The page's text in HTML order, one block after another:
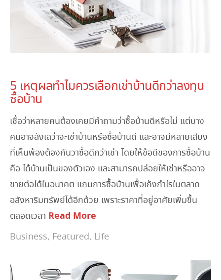
5 เหตุผลทำไมควรเลือกเช่าบ้านดีกว่าลงทุน
ซื้อบ้าน
เชื่อว่าหลายคนต้องเคยมีคำถามว่าซื้อบ้านดีหรือไม่ แต่บาง
คนอาจลังเลว่าจะเช่าบ้านหรือซื้อบ้านดี และอาจมีหลายเสียง
ที่เห็นพ้องต้องกันวาซื้อดีกว่าเช่า โดยให้ข้อดีของการซื้อบ้าน
คือ ได้บ้านเป็นของตัวเอง และสามารถปล่อยให้เช่าหรืออาจ
ขายต่อได้ในอนาคต แถมการซื้อบ้านเพื่อเก็งกำไรในตลาด
อสังหาริมทรัพย์ได้อีกด้วย เพราะราคาที่อยู่อาศัยเพิ่มขึ้น
ตลอดเวลา Read More
Business, Featured, Life